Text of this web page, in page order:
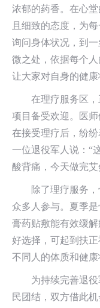
浓郁的药香。在心
且细致的态度，为
询问身体状况，到
微之处，依据每个
让大家对自身的健康
在理疗服务区
项目备受欢迎。医
在接受理疗后，纷纷
一位退役军人说：“
酸背痛，今天做完
除了理疗服务
众多人参与。夏季
膏药贴敷能有效缓
好选择，可起到扶
不同人的体质和健康
为持续完善退
民团结，双方借此